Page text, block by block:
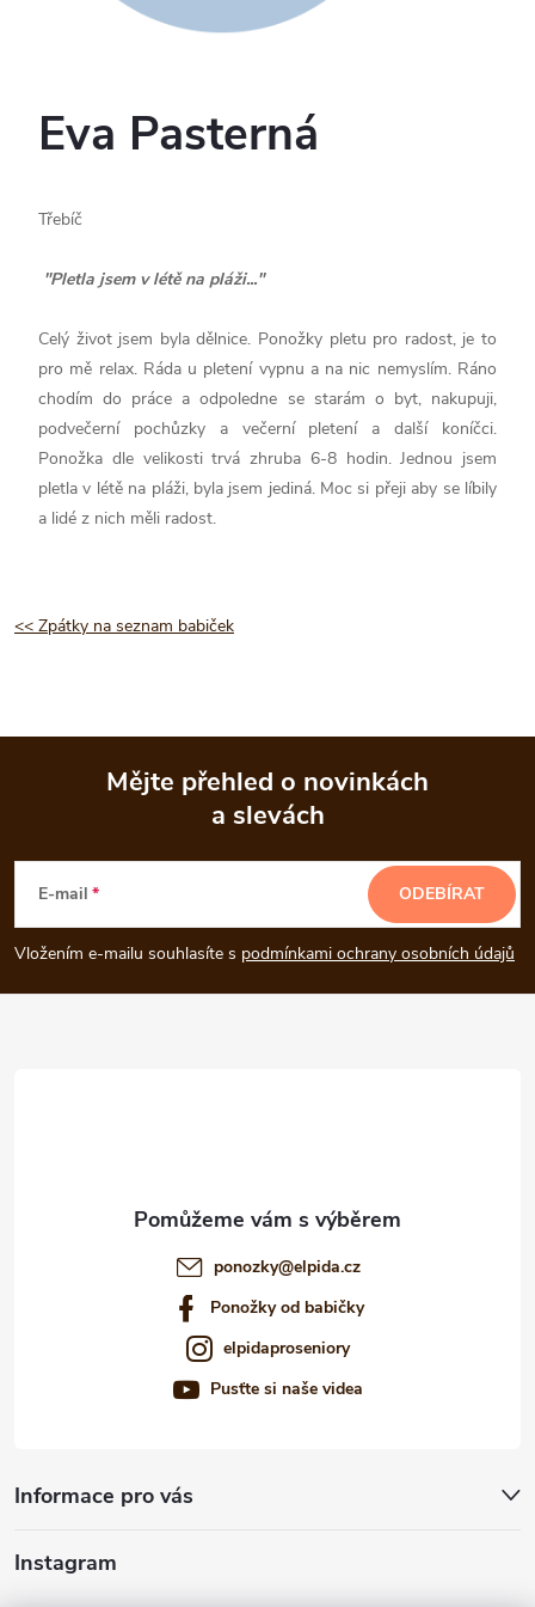
Eva Pasterná
Třebíč
"Pletla jsem v létě na pláži..."
Celý život jsem byla dělnice. Ponožky pletu pro radost, je to
pro mě relax. Ráda u pletení vypnu a na nic nemyslím. Ráno
chodím do práce a odpoledne se starám o byt, nakupuji,
podvečerní pochůzky a večerní pletení a další koníčci.
Ponožka dle velikosti trvá zhruba 6-8 hodin. Jednou jsem
pletla v létě na pláži, byla jsem jediná. Moc si přeji aby se líbily
a lidé z nich měli radost.
<< Zpátky na seznam babiček
p
a
Mějte přehled o novinkách
a slevách
E-mail
Vložením e-mailu souhlasíte s podmínkami ochrany osobních údajů
ODEBÍRAT
ponozky@elpida.cz
Ponožky od babičky
elpidaproseniory
Pusťte si naše videa
Informace pro vás
Instagram